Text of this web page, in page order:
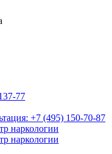
77
+7 (495) 150-70-87